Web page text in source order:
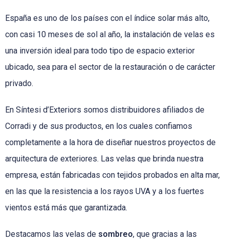
España es uno de los países con el índice solar más alto,
con casi 10 meses de sol al año, la instalación de velas es
una inversión ideal para todo tipo de espacio exterior
ubicado, sea para el sector de la restauración o de carácter
privado.
En Síntesi d’Exteriors somos distribuidores afiliados de
Corradi y de sus productos, en los cuales confiamos
completamente a la hora de diseñar nuestros proyectos de
arquitectura de exteriores. Las velas que brinda nuestra
empresa, están fabricadas con tejidos probados en alta mar,
en las que la resistencia a los rayos UVA y a los fuertes
vientos está más que garantizada.
Destacamos las velas de sombreo, que gracias a las